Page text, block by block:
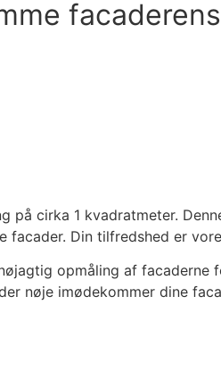
facaderens
cirka 1 kvadratmeter.
Din tilfredshed er
opmåling af facaderne
nøje imødekommer dine